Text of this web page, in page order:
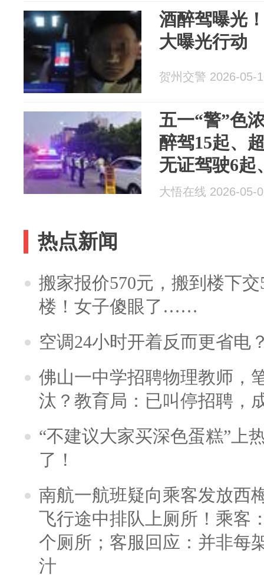
酒醉驾曝光
大曝光行动
贺州交警 2026-05-
五一“警”色
醉驾15起、
无证驾驶6起
起
大悟在线 2026-05-
热点新闻
搬家报价570元，搬到楼下
楼！女子傻眼了……
空调24小时开着反而更省电
佛山一中学招聘物理教师，
汰？教育局：已叫停招聘，
“不建议大家买深色蛋糕”上
了！
南航一航班疑向乘客发放西
飞行途中排队上厕所！乘客
个厕所；客服回应：并非每
汁